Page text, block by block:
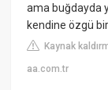
ama buğdayda
kendine özgü
Kaynak
aa.com.tr